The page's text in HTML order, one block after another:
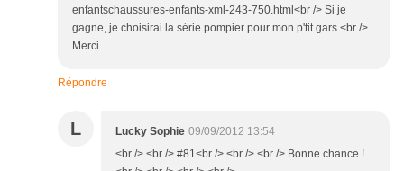
enfantschaussures-enfants-xml-243-750.html<br /> Si je
gagne, je choisirai la série pompier pour mon p'tit gars.<br />
Merci.
Répondre
L Lucky Sophie 09/09/2012 13:54
<br /> <br /> #81<br /> <br /> <br /> Bonne chance !